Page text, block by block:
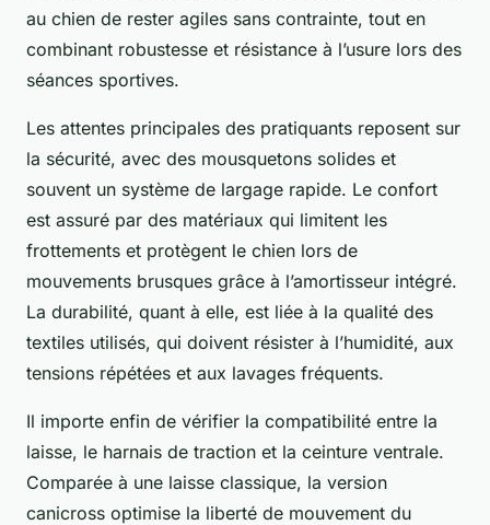
au chien de rester agiles sans contrainte, tout en
combinant robustesse et résistance à l’usure lors des
séances sportives.
Les attentes principales des pratiquants reposent sur
la sécurité, avec des mousquetons solides et
souvent un système de largage rapide. Le confort
est assuré par des matériaux qui limitent les
frottements et protègent le chien lors de
mouvements brusques grâce à l’amortisseur intégré.
La durabilité, quant à elle, est liée à la qualité des
textiles utilisés, qui doivent résister à l’humidité, aux
tensions répétées et aux lavages fréquents.
Il importe enfin de vérifier la compatibilité entre la
laisse, le harnais de traction et la ceinture ventrale.
Comparée à une laisse classique, la version
canicross optimise la liberté de mouvement du